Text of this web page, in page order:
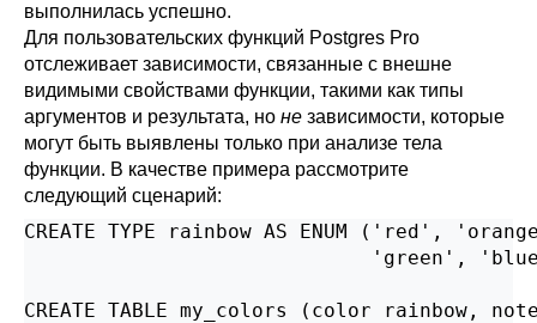
выполнилась успешно.
Для пользовательских функций Postgres Pro
отслеживает зависимости, связанные с внешне
видимыми свойствами функции, такими как типы
аргументов и результата, но не зависимости, которые
могут быть выявлены только при анализе тела
функции. В качестве примера рассмотрите
следующий сценарий:
CREATE TYPE rainbow AS ENUM ('red',
'green',
CREATE TABLE my_colors (color rainbow,